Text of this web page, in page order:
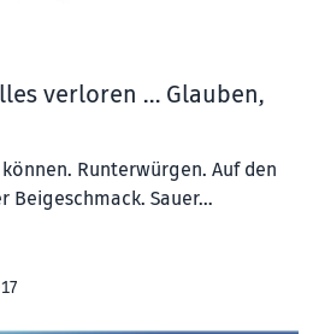
verloren … Glauben,
Runterwürgen. Auf den
Beigeschmack. Sauer…